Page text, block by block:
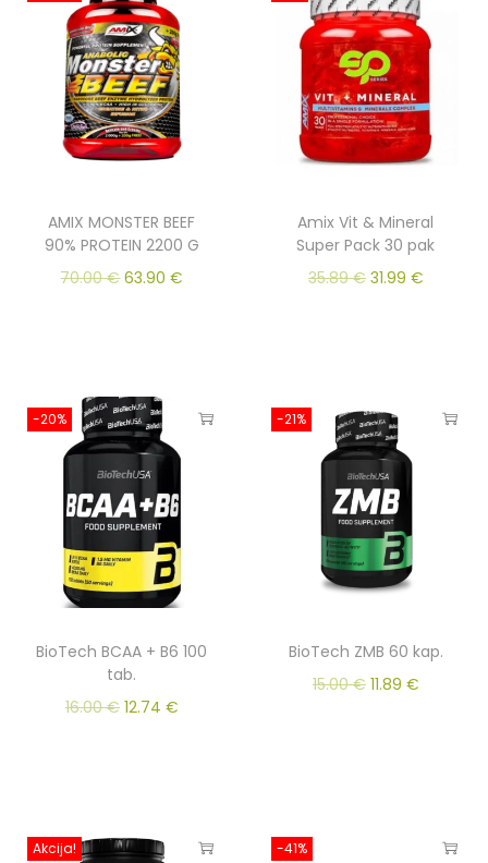
AMIX MONSTER BEEF
90% PROTEIN 2200 G
70.00€ 63.90€
Amix Vit & Mineral
Super Pack 30 pak
35.89€ 31.99 €
-20%
BioTech BCAA + B6 100
tab.
16.00€ 12.74 €
-21%
BioTech ZMB 60 kap.
15.00€ 11.89 €
Akcija! -41%